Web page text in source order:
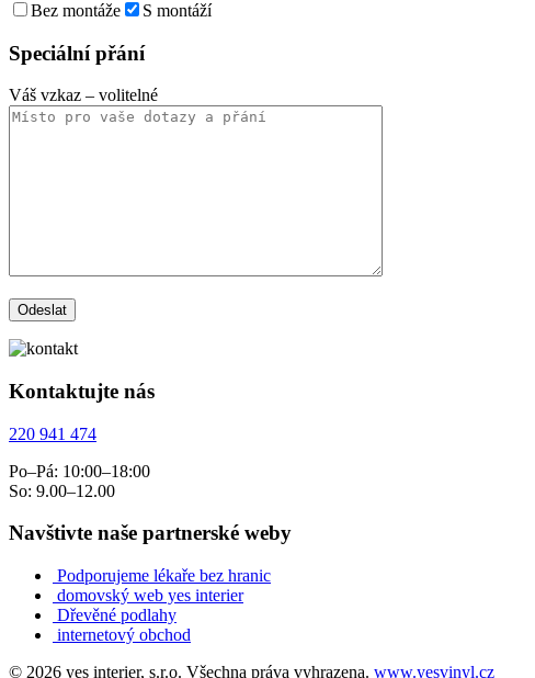
Bez montáže
S montáží
Speciální přání
Váš vzkaz – volitelné
Kontaktujte nás
220 941 474
Po–Pá: 10:00–18:00
So: 9.00–12.00
Navštivte naše partnerské weby
Podporujeme lékaře bez hranic
domovský web yes interier
Dřevěné podlahy
internetový obchod
© 2026 yes interier, s.r.o. Všechna práva vyhrazena. www.yesvinyl.cz